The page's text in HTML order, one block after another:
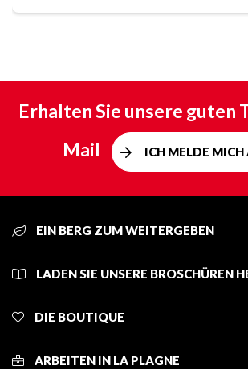
Erhalten Sie unsere guten
Mail
ICH MELDE MICH
EIN BERG ZUM WEITERGEBEN
LADEN SIE UNSERE BROSCHÜREN
DIE BOUTIQUE
ARBEITEN IN LA PLAGNE